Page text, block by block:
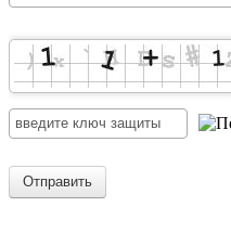
Отправить